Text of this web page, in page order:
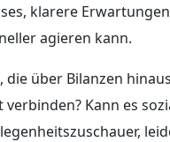
klarere
agieren kann.
über Bilanzen
Kann es